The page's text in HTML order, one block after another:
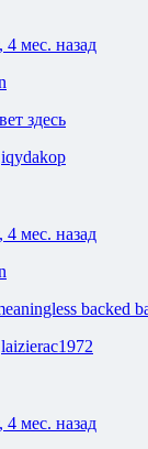
4 мес. назад
здесь
iqydakop
4 мес. назад
backed
laizierac1972
4 мес. назад